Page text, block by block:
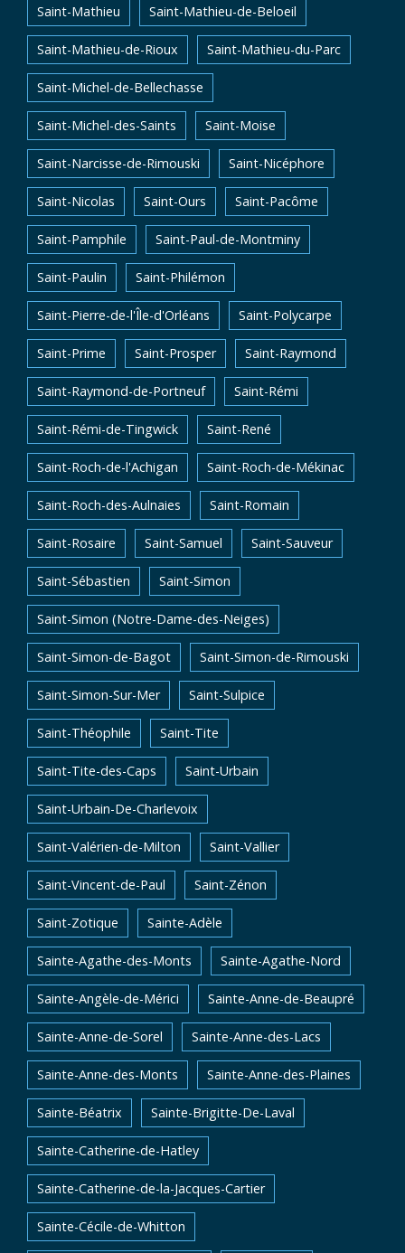
Saint-Mathieu Saint-Mathieu-de-Beloeil
Saint-Mathieu-de-Rioux Saint-Mathieu-du-Parc
Saint-Michel-de-Bellechasse
Saint-Michel-des-Saints Saint-Moise
Saint-Narcisse-de-Rimouski Saint-Nicéphore
Saint-Nicolas Saint-Ours Saint-Pacôme
Saint-Pamphile Saint-Paul-de-Montminy
Saint-Paulin Saint-Philémon
Saint-Pierre-de-l'Île-d'Orléans Saint-Polycarpe
Saint-Prime Saint-Prosper Saint-Raymond
Saint-Raymond-de-Portneuf Saint-Rémi
Saint-Rémi-de-Tingwick Saint-René
Saint-Roch-de-l'Achigan Saint-Roch-de-Mékinac
Saint-Roch-des-Aulnaies Saint-Romain
Saint-Rosaire Saint-Samuel Saint-Sauveur
Saint-Sébastien Saint-Simon
Saint-Simon (Notre-Dame-des-Neiges)
Saint-Simon-de-Bagot Saint-Simon-de-Rimouski
Saint-Simon-Sur-Mer Saint-Sulpice
Saint-Théophile Saint-Tite
Saint-Tite-des-Caps Saint-Urbain
Saint-Urbain-De-Charlevoix
Saint-Valérien-de-Milton Saint-Vallier
Saint-Vincent-de-Paul Saint-Zénon
Saint-Zotique Sainte-Adèle
Sainte-Agathe-des-Monts Sainte-Agathe-Nord
Sainte-Angèle-de-Mérici Sainte-Anne-de-Beaupré
Sainte-Anne-de-Sorel Sainte-Anne-des-Lacs
Sainte-Anne-des-Monts Sainte-Anne-des-Plaines
Sainte-Béatrix Sainte-Brigitte-De-Laval
Sainte-Catherine-de-Hatley
Sainte-Catherine-de-la-Jacques-Cartier
Sainte-Cécile-de-Whitton